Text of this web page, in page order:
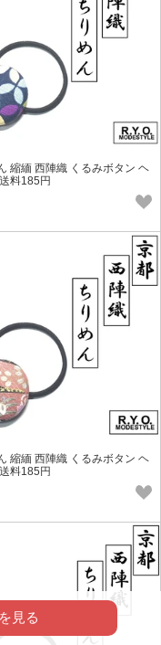
縮緬 西陣織 くるみボタン ヘ
料185円
縮緬 西陣織 くるみボタン ヘ
料185円
見る